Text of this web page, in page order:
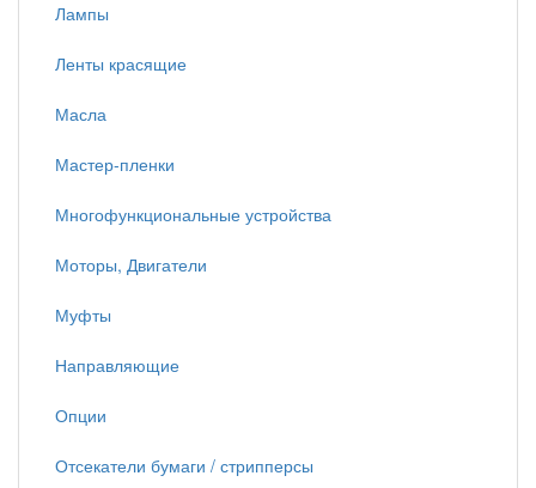
Лампы
Ленты красящие
Масла
Мастер-пленки
Многофункциональные устройства
Моторы, Двигатели
Муфты
Направляющие
Опции
Отсекатели бумаги / стрипперсы